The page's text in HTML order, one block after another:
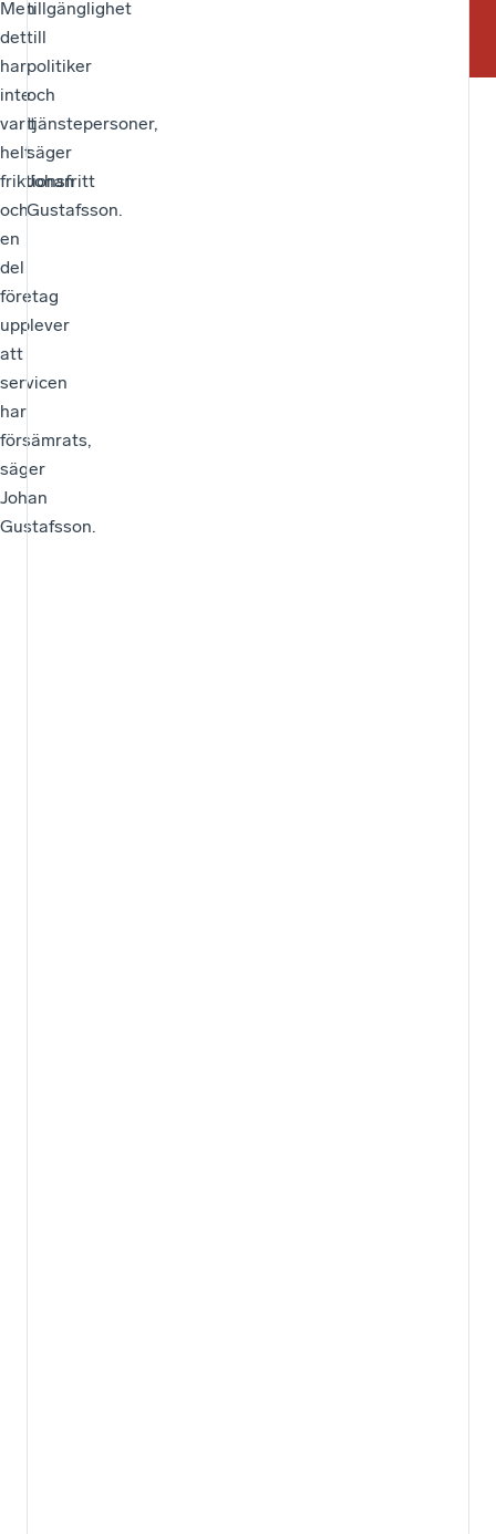
Men
det
har
inte
varit
helt
friktionsfritt
och
en
del
företag
upplever
att
servicen
har
försämrats,
säger
Johan
Gustafsson.
tillgänglighet
till
politiker
och
tjänstepersoner,
säger
Johan
Gustafsson.